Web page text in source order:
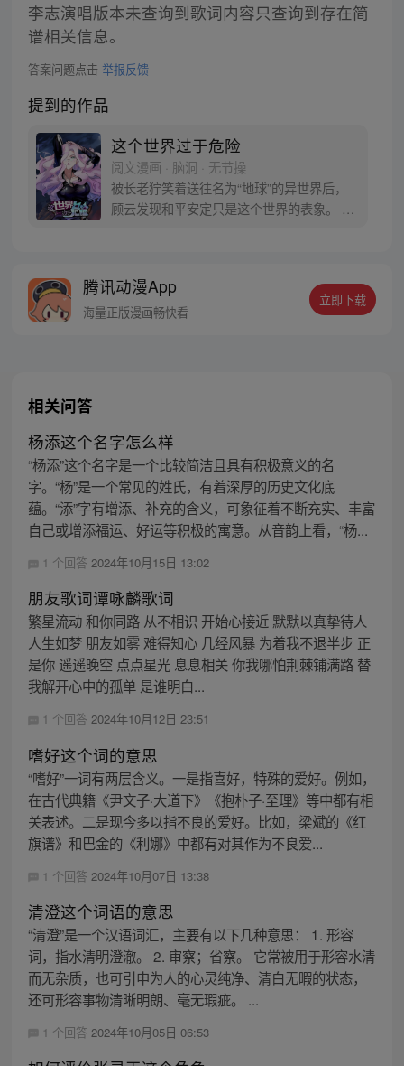
李志演唱版本未查询到歌词内容只查询到存在简
谱相关信息。
答案问题点击 举报反馈
提到的作品
这个世界过于危险
阅文漫画 · 脑洞 · 无节操
被长老狞笑着送往名为“地球”的异世界后，
顾云发现和平安定只是这个世界的表象。 恶
不能寐的都市传说诞生了 《这个世界过于危
险》每周三、六双更，读者群：561675062
腾讯动漫App
海量正版漫画畅快看
立即下载
相关问答
杨添这个名字怎么样
“杨添”这个名字是一个比较简洁且具有积极意义的名
字。“杨”是一个常见的姓氏，有着深厚的历史文化底
蕴。“添”字有增添、补充的含义，可象征着不断充实、丰富
自己或增添福运、好运等积极的寓意。从音韵上看，“杨...
1 个回答 2024年10月15日 13:02
朋友歌词谭咏麟歌词
繁星流动 和你同路 从不相识 开始心接近 默默以真挚待人
人生如梦 朋友如雾 难得知心 几经风暴 为着我不退半步 正
是你 遥遥晚空 点点星光 息息相关 你我哪怕荆棘铺满路 替
我解开心中的孤单 是谁明白...
1 个回答 2024年10月12日 23:51
嗜好这个词的意思
“嗜好”一词有两层含义。一是指喜好，特殊的爱好。例如，
在古代典籍《尹文子·大道下》《抱朴子·至理》等中都有相
关表述。二是现今多以指不良的爱好。比如，梁斌的《红
旗谱》和巴金的《利娜》中都有对其作为不良爱...
1 个回答 2024年10月07日 13:38
清澄这个词语的意思
“清澄”是一个汉语词汇，主要有以下几种意思： 1. 形容
词，指水清明澄澈。 2. 审察；省察。 它常被用于形容水清
而无杂质，也可引申为人的心灵纯净、清白无暇的状态，
还可形容事物清晰明朗、毫无瑕疵。 ...
1 个回答 2024年10月05日 06:53